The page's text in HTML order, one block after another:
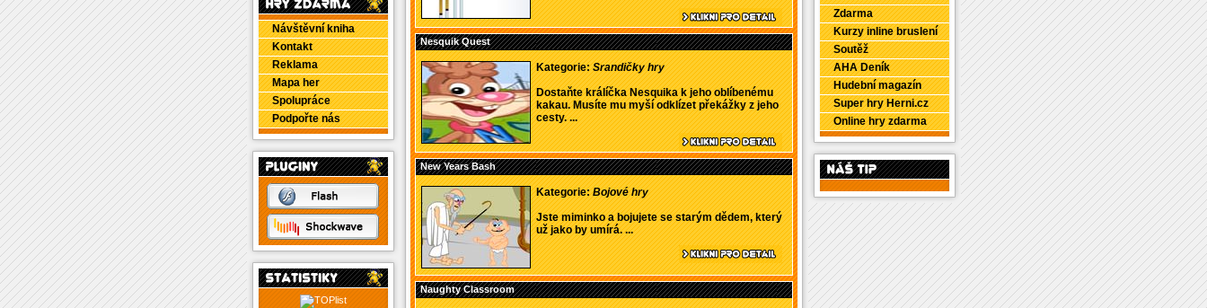
Návštěvní kniha
Kontakt
Reklama
Mapa her
Spolupráce
Podpořte nás
Nesquik Quest
Kategorie:Srandičky hry
Dostaňte králíčka Nesquika k jeho oblíbenému
kakau. Musíte mu myší odklízet překážky z jeho
cesty. ...
New Years Bash
Kategorie:Bojové hry
Jste miminko a bojujete se starým dědem, který
už jako by umírá. ...
Naughty Classroom
Zdarma
Kurzy inline bruslení
Soutěž
AHA Deník
Hudební magazín
Super hry Herni.cz
Online hry zdarma